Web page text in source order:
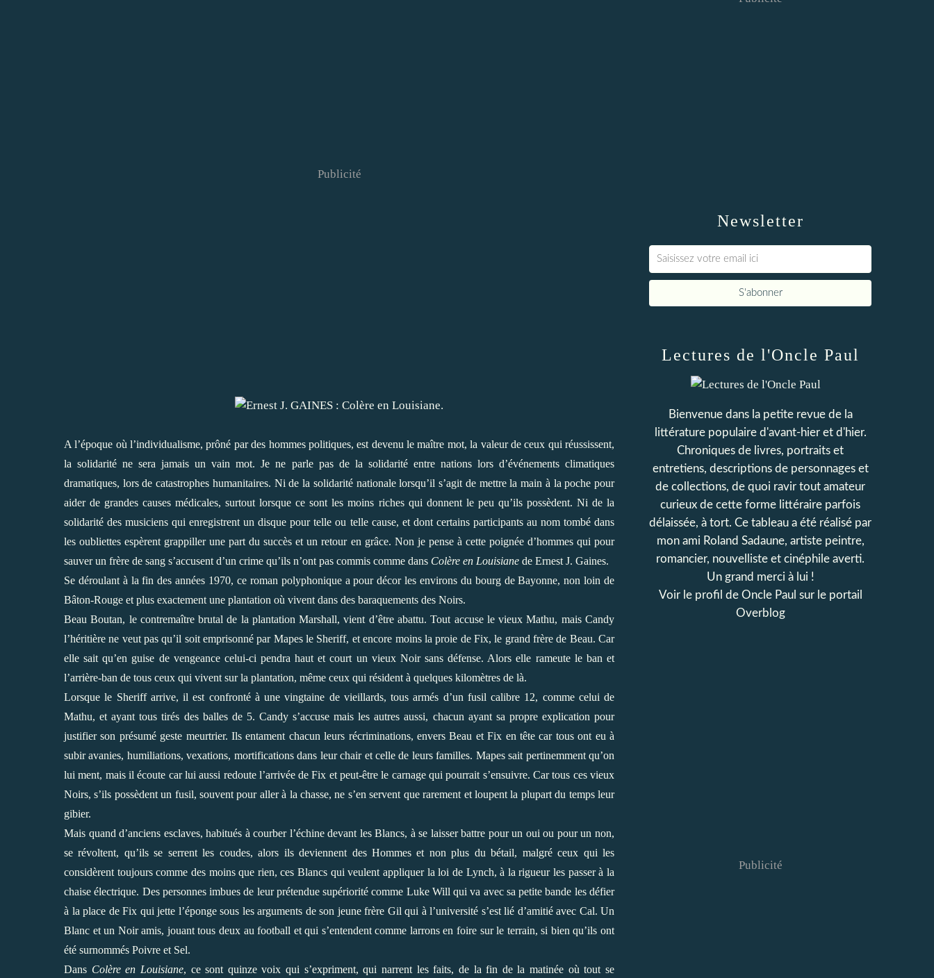
Publicité
A l’époque où l’individualisme, prôné par des hommes politiques, est devenu le maître mot, la valeur de ceux qui réussissent,
la solidarité ne sera jamais un vain mot. Je ne parle pas de la solidarité entre nations lors d’événements climatiques
dramatiques, lors de catastrophes humanitaires. Ni de la solidarité nationale lorsqu’il s’agit de mettre la main à la poche pour
aider de grandes causes médicales, surtout lorsque ce sont les moins riches qui donnent le peu qu’ils possèdent. Ni de la
solidarité des musiciens qui enregistrent un disque pour telle ou telle cause, et dont certains participants au nom tombé dans
les oubliettes espèrent grappiller une part du succès et un retour en grâce. Non je pense à cette poignée d’hommes qui pour
sauver un frère de sang s’accusent d’un crime qu’ils n’ont pas commis comme dans Colère en Louisiane de Ernest J. Gaines.
Se déroulant à la fin des années 1970, ce roman polyphonique a pour décor les environs du bourg de Bayonne, non loin de
Bâton-Rouge et plus exactement une plantation où vivent dans des baraquements des Noirs.
Beau Boutan, le contremaître brutal de la plantation Marshall, vient d’être abattu. Tout accuse le vieux Mathu, mais Candy
l’héritière ne veut pas qu’il soit emprisonné par Mapes le Sheriff, et encore moins la proie de Fix, le grand frère de Beau. Car
elle sait qu’en guise de vengeance celui-ci pendra haut et court un vieux Noir sans défense. Alors elle rameute le ban et
l’arrière-ban de tous ceux qui vivent sur la plantation, même ceux qui résident à quelques kilomètres de là.
Lorsque le Sheriff arrive, il est confronté à une vingtaine de vieillards, tous armés d’un fusil calibre 12, comme celui de
Mathu, et ayant tous tirés des balles de 5. Candy s’accuse mais les autres aussi, chacun ayant sa propre explication pour
justifier son présumé geste meurtrier. Ils entament chacun leurs récriminations, envers Beau et Fix en tête car tous ont eu à
subir avanies, humiliations, vexations, mortifications dans leur chair et celle de leurs familles. Mapes sait pertinemment qu’on
lui ment, mais il écoute car lui aussi redoute l’arrivée de Fix et peut-être le carnage qui pourrait s’ensuivre. Car tous ces vieux
Noirs, s’ils possèdent un fusil, souvent pour aller à la chasse, ne s’en servent que rarement et loupent la plupart du temps leur
gibier.
Mais quand d’anciens esclaves, habitués à courber l’échine devant les Blancs, à se laisser battre pour un oui ou pour un non,
se révoltent, qu’ils se serrent les coudes, alors ils deviennent des Hommes et non plus du bétail, malgré ceux qui les
considèrent toujours comme des moins que rien, ces Blancs qui veulent appliquer la loi de Lynch, à la rigueur les passer à la
chaise électrique. Des personnes imbues de leur prétendue supériorité comme Luke Will qui va avec sa petite bande les défier
à la place de Fix qui jette l’éponge sous les arguments de son jeune frère Gil qui à l’université s’est lié d’amitié avec Cal. Un
Blanc et un Noir amis, jouant tous deux au football et qui s’entendent comme larrons en foire sur le terrain, si bien qu’ils ont
été surnommés Poivre et Sel.
Dans Colère en Louisiane, ce sont quinze voix qui s’expriment, qui narrent les faits, de la fin de la matinée où tout se
Newsletter
Lectures de l'Oncle Paul
Bienvenue dans la petite revue de la
littérature populaire d'avant-hier et d'hier.
Chroniques de livres, portraits et
entretiens, descriptions de personnages et
de collections, de quoi ravir tout amateur
curieux de cette forme littéraire parfois
délaissée, à tort. Ce tableau a été réalisé par
mon ami Roland Sadaune, artiste peintre,
romancier, nouvelliste et cinéphile averti.
Un grand merci à lui !
Voir le profil de Oncle Paul sur le portail
Overblog
Publicité